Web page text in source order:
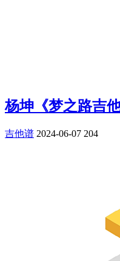
杨坤《梦之路吉
吉他谱 2024-06-07 204